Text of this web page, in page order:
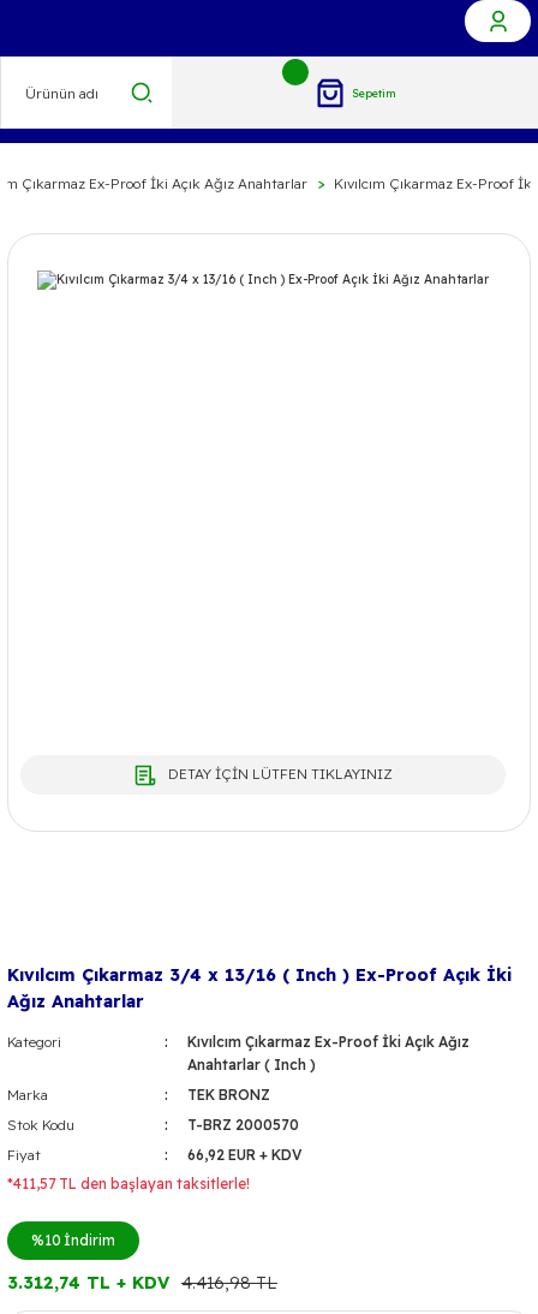
Sepetim
Çıkarmaz Ex-Proof İki Açık Ağız Anahtarlar Kıvılcım Çıkarmaz Ex-Proof
DETAY İÇİN LÜTFEN TIKLAYINIZ
Kıvılcım Çıkarmaz 3/4 x 13/16 ( Inch ) Ex-Proof Açık İki
Ağız Anahtarlar
Kategori
Kıvılcım Çıkarmaz Ex-Proof İki Açık Ağız
Anahtarlar ( Inch )
Marka
TEK BRONZ
Stok Kodu
T-BRZ 2000570
Fiyat
66,92 EUR + KDV
*411,57 TL den başlayan taksitlerle!
%10 İndirim
3.312,74 TL + KDV 4.416,98 TL